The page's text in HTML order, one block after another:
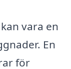
vara en
En
för